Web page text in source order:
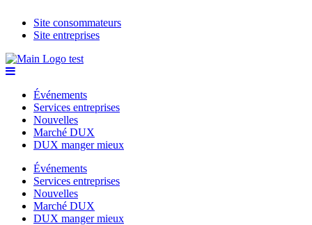
Site consommateurs
Site entreprises
Événements
Services entreprises
Nouvelles
Marché DUX
DUX manger mieux
Événements
Services entreprises
Nouvelles
Marché DUX
DUX manger mieux